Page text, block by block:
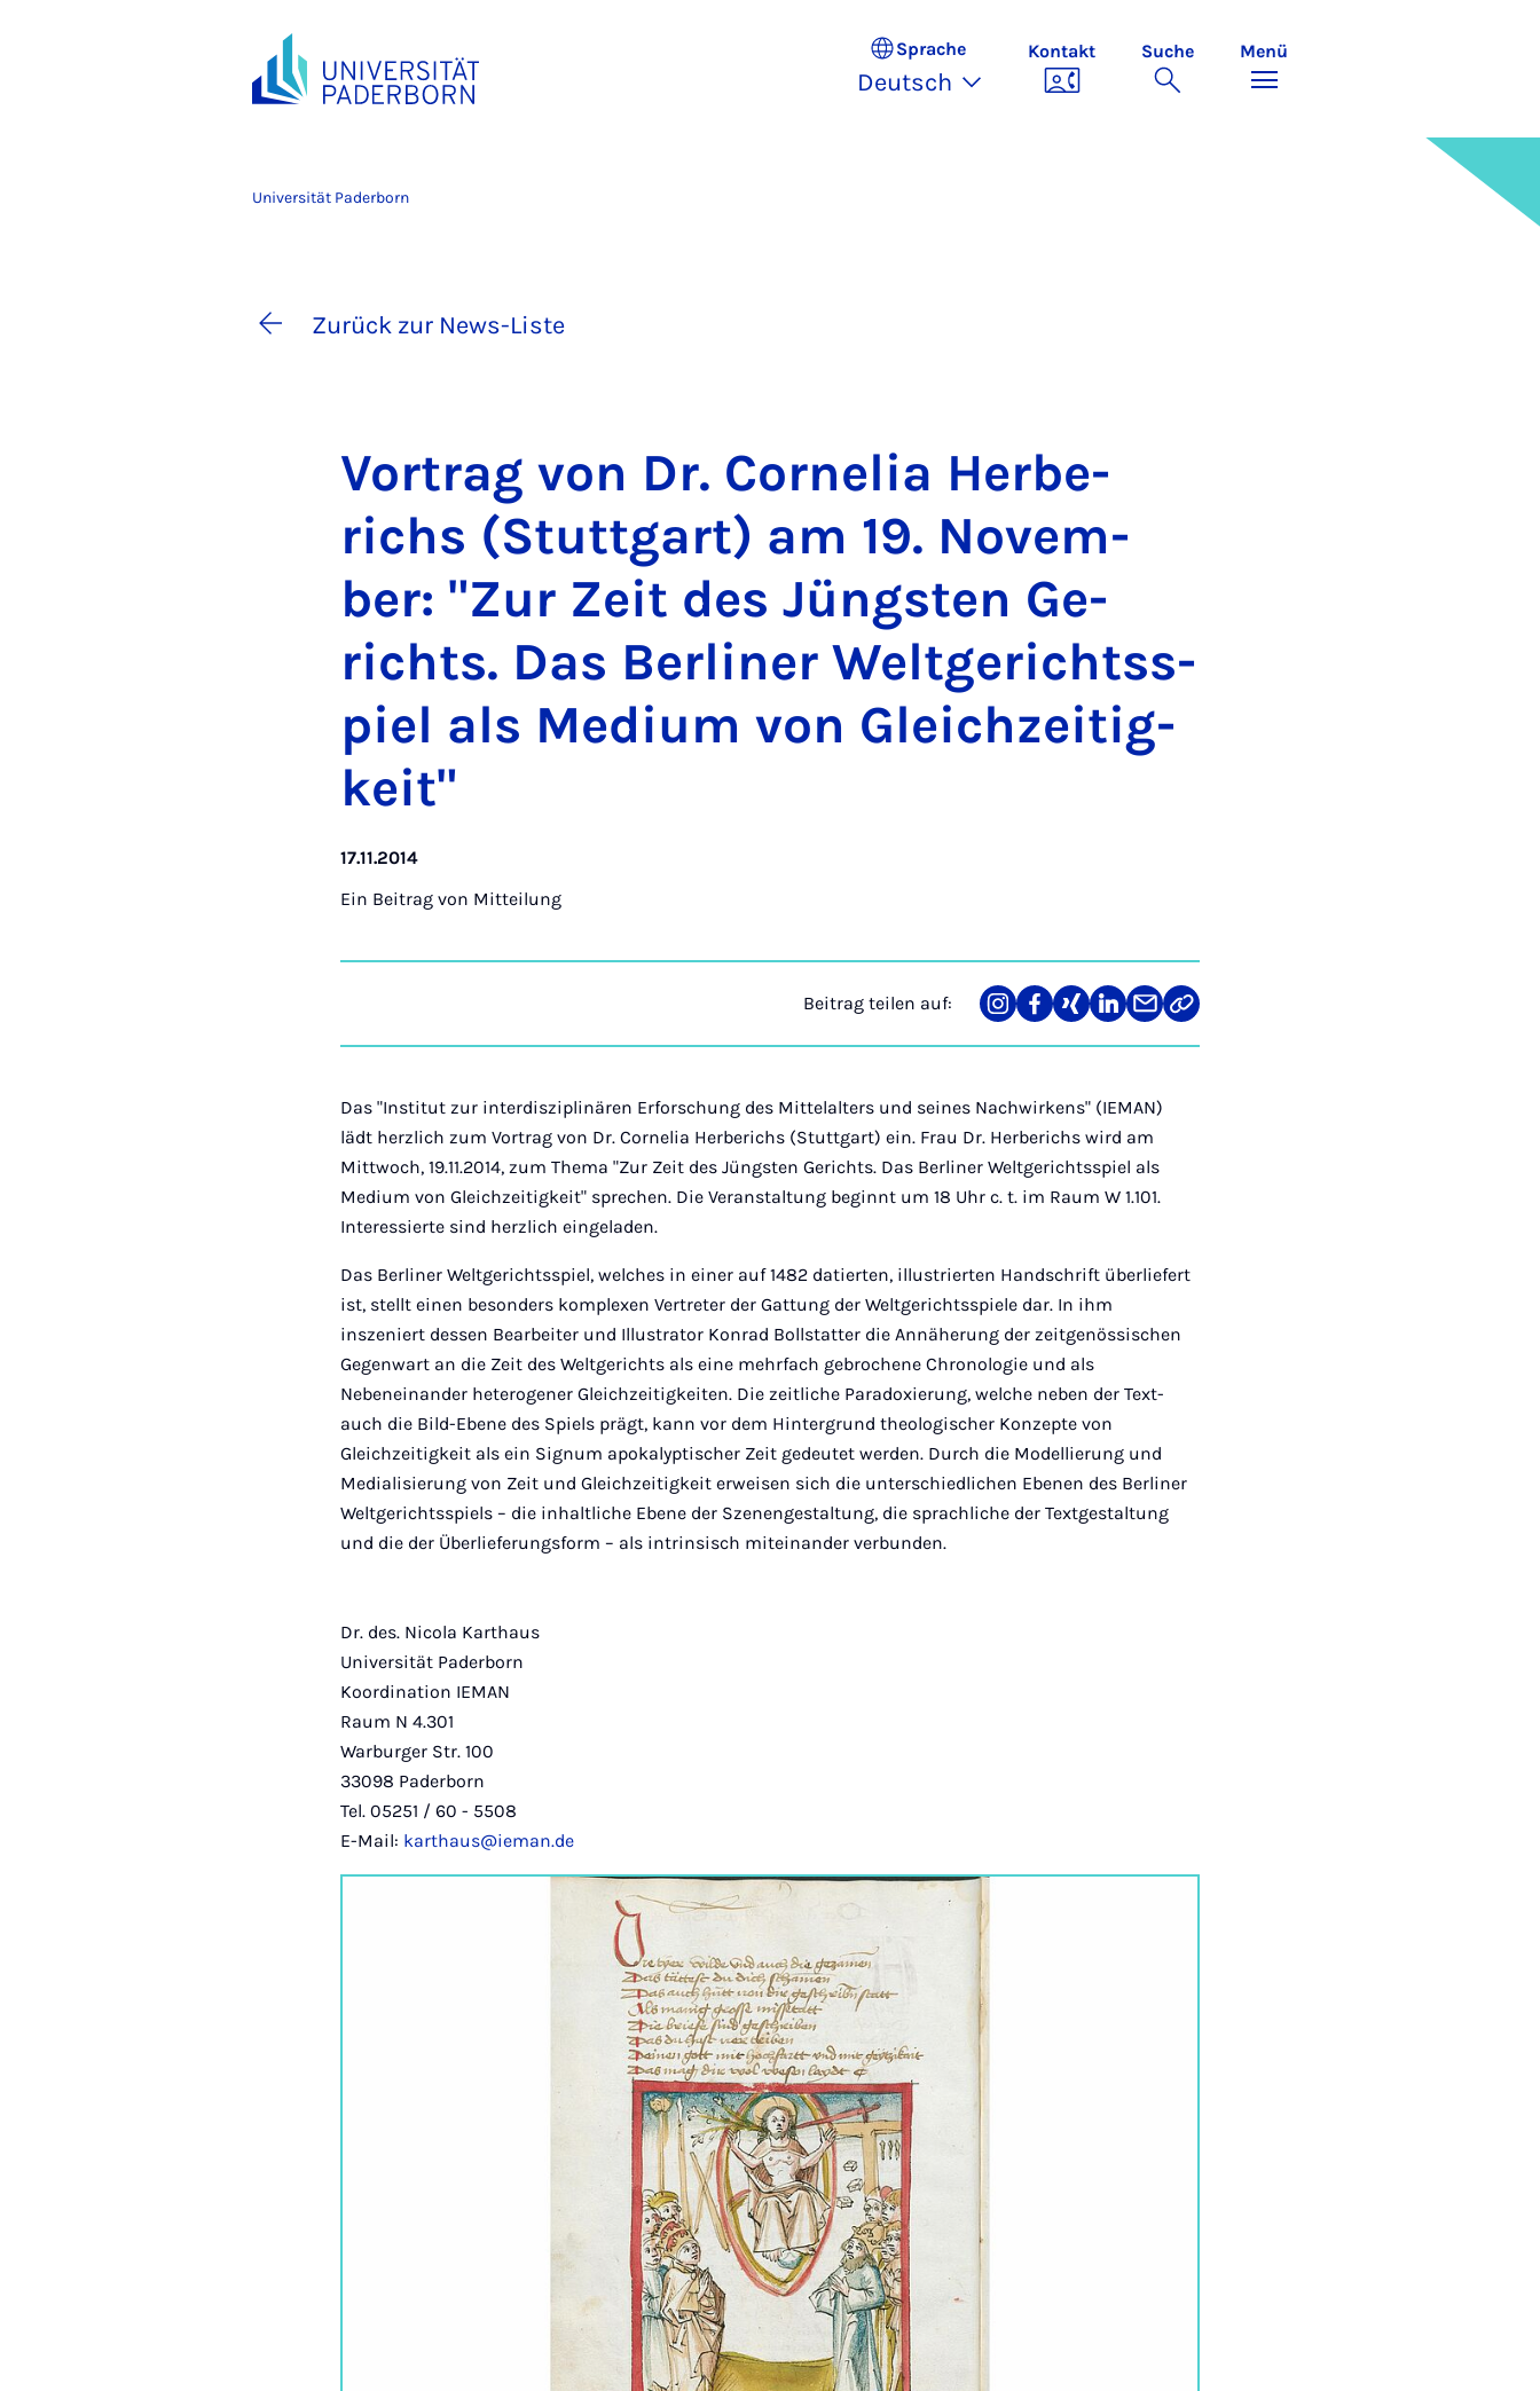
Sprache
Deutsch
Kontakt Suche Menü
Universität Paderborn
Zurück zur News-Liste
Vor­trag von Dr. Cor­ne­lia Her­be­
richs (Stutt­gart) am 19. No­vem­
ber: "Zur Zeit des Jüngs­ten Ge­
richts. Das Ber­li­ner Welt­ge­richtss­
piel als Me­di­um von Gleich­zei­tig­
keit"
17.11.2014
Ein Beitrag von Mitteilung
Beitrag teilen auf:
Teilen
auf
Teilen
auf
Teilen
auf
Teilen
auf
Teilen
über
Mail
Link
kopieren
Das "Institut zur interdisziplinären Erforschung des Mittelalters und seines Nachwirkens" (IEMAN)
lädt herzlich zum Vortrag von Dr. Cornelia Herberichs (Stuttgart) ein. Frau Dr. Herberichs wird am
Mittwoch, 19.11.2014, zum Thema "Zur Zeit des Jüngsten Gerichts. Das Berliner Weltgerichtsspiel als
Medium von Gleichzeitigkeit" sprechen. Die Veranstaltung beginnt um 18 Uhr c. t. im Raum W 1.101.
Interessierte sind herzlich eingeladen.
Das Berliner Weltgerichtsspiel, welches in einer auf 1482 datierten, illustrierten Handschrift überliefert
ist, stellt einen besonders komplexen Vertreter der Gattung der Weltgerichtsspiele dar. In ihm
inszeniert dessen Bearbeiter und Illustrator Konrad Bollstatter die Annäherung der zeitgenössischen
Gegenwart an die Zeit des Weltgerichts als eine mehrfach gebrochene Chronologie und als
Nebeneinander heterogener Gleichzeitigkeiten. Die zeitliche Paradoxierung, welche neben der Text-
auch die Bild-Ebene des Spiels prägt, kann vor dem Hintergrund theologischer Konzepte von
Gleichzeitigkeit als ein Signum apokalyptischer Zeit gedeutet werden. Durch die Modellierung und
Medialisierung von Zeit und Gleichzeitigkeit erweisen sich die unterschiedlichen Ebenen des Berliner
Weltgerichtsspiels – die inhaltliche Ebene der Szenengestaltung, die sprachliche der Textgestaltung
und die der Überlieferungsform – als intrinsisch miteinander verbunden.
Dr. des. Nicola Karthaus
Universität Paderborn
Koordination IEMAN
Raum N 4.301
Warburger Str. 100
33098 Paderborn
Tel. 05251 / 60 - 5508
E-Mail: karthaus@ieman.de